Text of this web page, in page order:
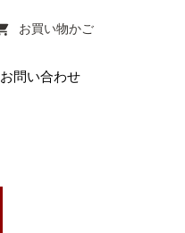
お買い物かご
お問い合わせ